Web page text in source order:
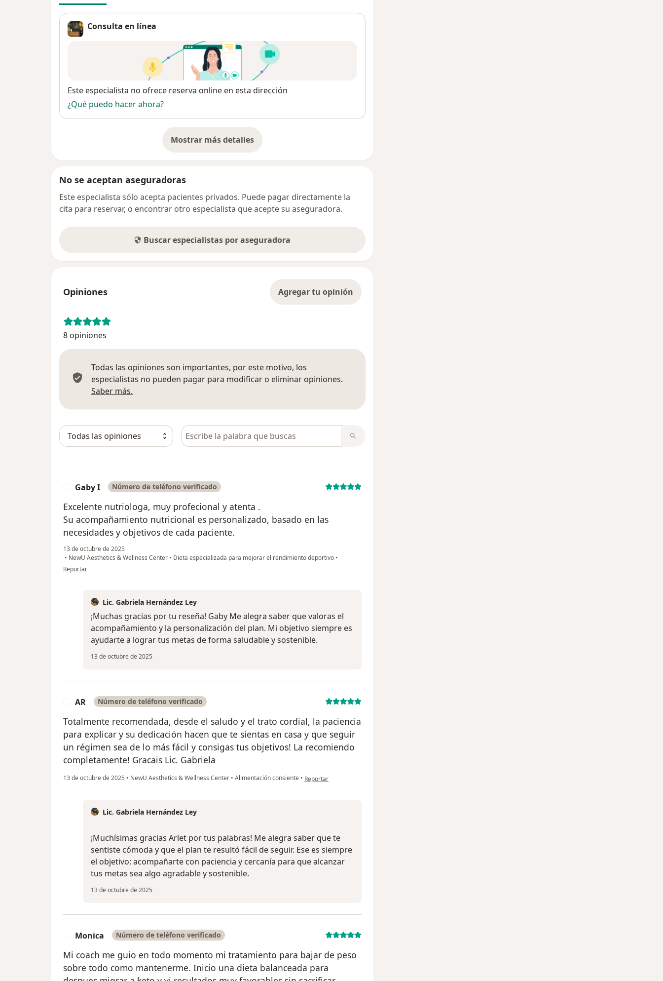
Consulta en línea
Disponibilidad
Este especialista no ofrece reserva online en esta dirección
¿Qué puedo hacer ahora?
Mostrar más detalles
sobre la dirección
No se aceptan aseguradoras
Este especialista sólo acepta pacientes privados. Puede pagar directamente la
cita para reservar, o encontrar otro especialista que acepte su aseguradora.
Buscar especialistas por aseguradora
Opiniones Agregar tu opinión
8 opiniones
Todas las opiniones son importantes, por este motivo, los
especialistas no pueden pagar para modificar o eliminar opiniones.
Saber más.
Busca en opiniones
Gaby I Número de teléfono verificado
Excelente nutriologa, muy profecional y atenta .
Su acompañamiento nutricional es personalizado, basado en las
necesidades y objetivos de cada paciente.
13 de octubre de 2025
• NewU Aesthetics & Wellness Center • Dieta especializada para mejorar el rendimiento deportivo •
en opinión del usuario Gaby I
Reportar
Lic. Gabriela Hernández Ley
¡Muchas gracias por tu reseña! Gaby Me alegra saber que valoras el
acompañamiento y la personalización del plan. Mi objetivo siempre es
ayudarte a lograr tus metas de forma saludable y sostenible.
13 de octubre de 2025
AR Número de teléfono verificado
Totalmente recomendada, desde el saludo y el trato cordial, la paciencia
para explicar y su dedicación hacen que te sientas en casa y que seguir
un régimen sea de lo más fácil y consigas tus objetivos! La recomiendo
completamente! Gracais Lic. Gabriela
13 de octubre de 2025 • NewU Aesthetics & Wellness Center • Alimentación consiente • en opinión del usuario AR
Reportar
Lic. Gabriela Hernández Ley
¡Muchísimas gracias Arlet por tus palabras! Me alegra saber que te
sentiste cómoda y que el plan te resultó fácil de seguir. Ese es siempre
el objetivo: acompañarte con paciencia y cercanía para que alcanzar
tus metas sea algo agradable y sostenible.
13 de octubre de 2025
Monica Número de teléfono verificado
Mi coach me guio en todo momento mi tratamiento para bajar de peso
sobre todo como mantenerme. Inicio una dieta balanceada para